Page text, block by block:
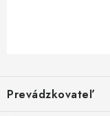
pPrevádzkovateľ